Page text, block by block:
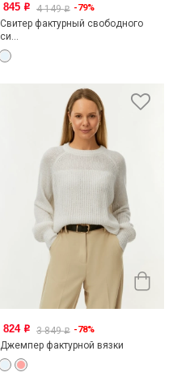
845 o 4 149o -79%
Свитер фактурный свободного
си...
824 o 3 849o -78%
Джемпер фактурной вязки